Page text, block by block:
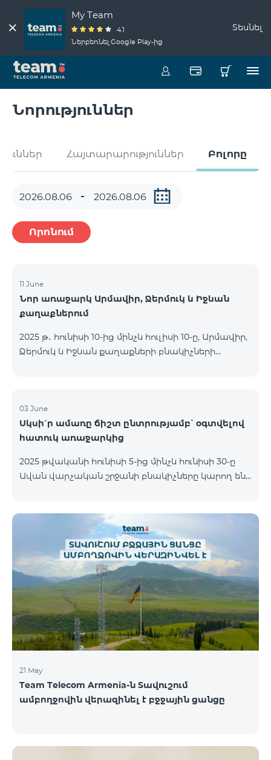
My Team
4.1
Ներբեռնել Google Play-ից
Տեսնել
Նորություններ
Հայտարարություններ Բոլորը
Որոնում
11 June
Նոր առաջարկ Արմավիր, Ջերմուկ և Իջևան
քաղաքներում
2025 թ․ հունիսի 10-ից մինչև հուլիսի 10-ը, Արմավիր,
Ջերմուկ և Իջևան քաղաքների բնակիչների
9900 Regional Ակցիայի շրջանակում
առաջարկվում է 50% զեղչ առաջին 6 ամիսների
համար, 12 ամիս բաժանորդագրության դեպքում։
ներառումներին մանրամասն ծանոթանալու
համար կարող եք անցնել հետևյալ հղմամբ՝
է մինչև 1
03 June
Սկսի՛ր ամառը ճիշտ ընտրությամբ՝ օգտվելով
հատուկ առաջարկից
2025 թվականի հունիսի 5-ից մինչև հունիսի 30-ը
Ավան վարչական շրջանի բնակիչները կարող են
Ակցիայի շրջանակում ԿՈՍՄՈ 4 12500 և ԿՈՍՄՈ 4
16500 փաթեթները տրամադրվում են հետևյալ
պայմաններով․ Առաջին 6 ամիսների ընթացքում՝
50% զեղչ, Հաջորդ 6 ամիսների ընթացքում՝ 25%
զեղչ։ ԿՈՍՄՈ սակագնային փաթեթների
ներառումներին մանրամասն ծանոթանալու
համար կարող եք անցնել հետևյալ հղմամբ՝
telecomarmenia.am/hy/cosmo * Ակցիան
երկարաձգվել է մինչ
21 May
Team Telecom Armenia-ն Տավուշում
ամբողջովին վերազինել է բջջային ցանցը